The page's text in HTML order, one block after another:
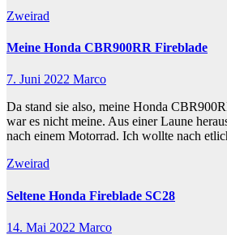
Zweirad
Meine Honda CBR900RR Fireblade
7. Juni 2022 Marco
Da stand sie also, meine Honda
war es nicht meine. Aus einer Laune
nach einem Motorrad. Ich wollte nach
Zweirad
Seltene Honda Fireblade SC28
14. Mai 2022 Marco